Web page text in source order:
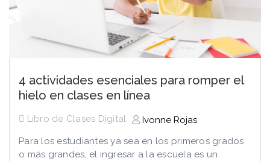
4 actividades esenciales para romper el
hielo en clases en línea
Libro de Clases Digital
Ivonne Rojas
Para los estudiantes ya sea en los primeros grados
o más grandes, el ingresar a la escuela es un